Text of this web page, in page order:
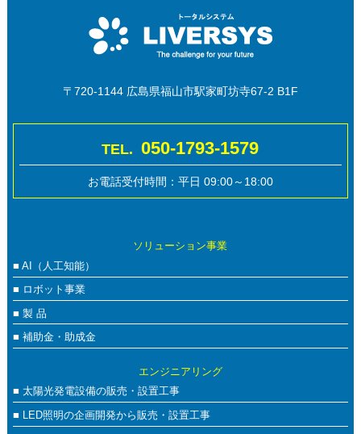
〒720-1144 広島県福山市駅家町坊寺67-2 B1F
TEL. 050-1793-1579
お電話受付時間：平日 09:00～18:00
ソリューション事業
■ AI（人工知能）
■ ロボット事業
■ 製 品
■ 補助金・助成金
エンジニアリング
■ 太陽光発電設備の販売・設置工事
■ LED照明の企画開発から販売・設置工事